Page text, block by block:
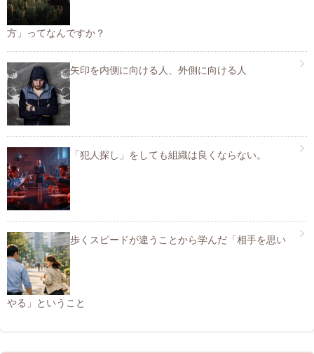
方」ってなんですか？
矢印を内側に向ける人、外側に向ける人
「犯人探し」をしても組織は良くならない。
歩くスピードが違うことから学んだ「相手を思い
やる」ということ